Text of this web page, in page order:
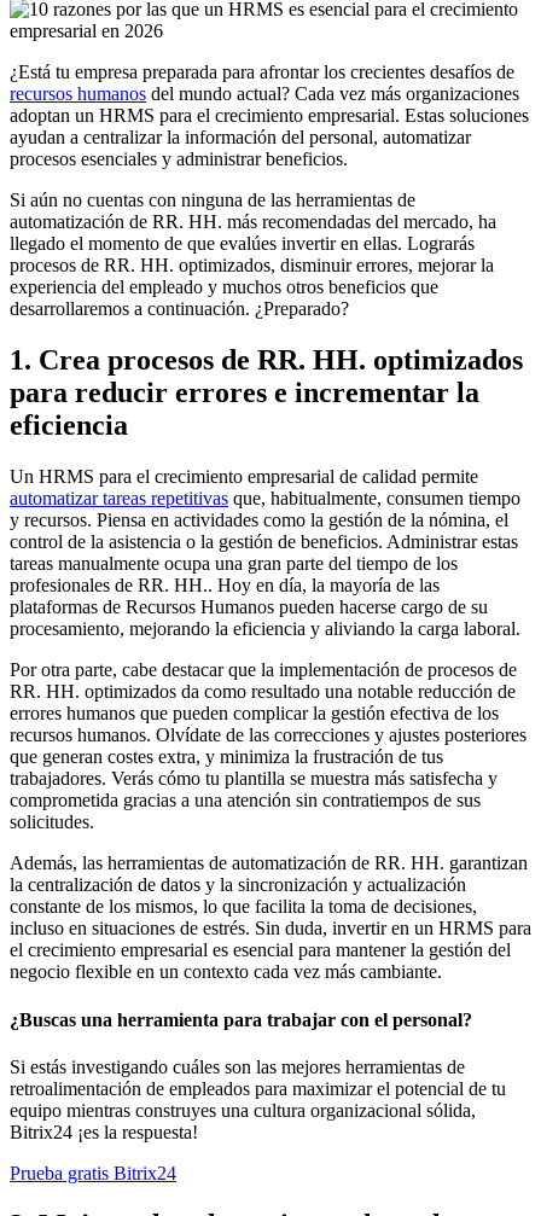
¿Está tu empresa preparada para afrontar los crecientes desafíos de
recursos humanos del mundo actual? Cada vez más organizaciones
adoptan un HRMS para el crecimiento empresarial. Estas soluciones
ayudan a centralizar la información del personal, automatizar
procesos esenciales y administrar beneficios.
Si aún no cuentas con ninguna de las herramientas de
automatización de RR. HH. más recomendadas del mercado, ha
llegado el momento de que evalúes invertir en ellas. Lograrás
procesos de RR. HH. optimizados, disminuir errores, mejorar la
experiencia del empleado y muchos otros beneficios que
desarrollaremos a continuación. ¿Preparado?
1. Crea procesos de RR. HH. optimizados
para reducir errores e incrementar la
eficiencia
Un HRMS para el crecimiento empresarial de calidad permite
automatizar tareas repetitivas que, habitualmente, consumen tiempo
y recursos. Piensa en actividades como la gestión de la nómina, el
control de la asistencia o la gestión de beneficios. Administrar estas
tareas manualmente ocupa una gran parte del tiempo de los
profesionales de RR. HH.. Hoy en día, la mayoría de las
plataformas de Recursos Humanos pueden hacerse cargo de su
procesamiento, mejorando la eficiencia y aliviando la carga laboral.
Por otra parte, cabe destacar que la implementación de procesos de
RR. HH. optimizados da como resultado una notable reducción de
errores humanos que pueden complicar la gestión efectiva de los
recursos humanos. Olvídate de las correcciones y ajustes posteriores
que generan costes extra, y minimiza la frustración de tus
trabajadores. Verás cómo tu plantilla se muestra más satisfecha y
comprometida gracias a una atención sin contratiempos de sus
solicitudes.
Además, las herramientas de automatización de RR. HH. garantizan
la centralización de datos y la sincronización y actualización
constante de los mismos, lo que facilita la toma de decisiones,
incluso en situaciones de estrés. Sin duda, invertir en un HRMS para
el crecimiento empresarial es esencial para mantener la gestión del
negocio flexible en un contexto cada vez más cambiante.
¿Buscas una herramienta para trabajar con el personal?
Si estás investigando cuáles son las mejores herramientas de
retroalimentación de empleados para maximizar el potencial de tu
equipo mientras construyes una cultura organizacional sólida,
Bitrix24 ¡es la respuesta!
Prueba gratis Bitrix24